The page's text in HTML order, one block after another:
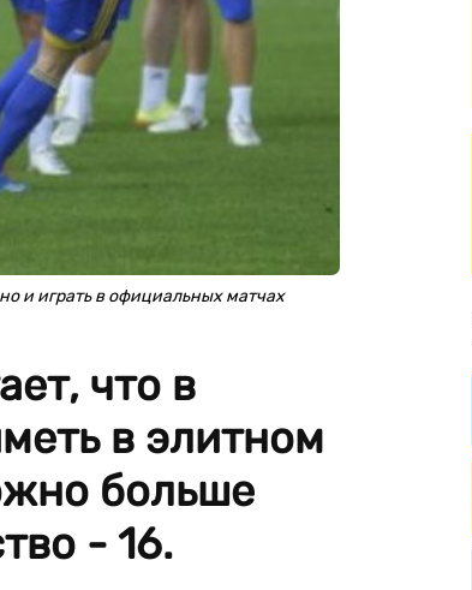
и играть в официальных матчах
что в
в элитном
больше
- 16.